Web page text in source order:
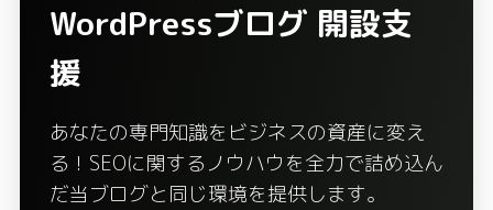
WordPressブログ 開設支
援
あなたの専門知識をビジネスの資産に変え
る！SEOに関するノウハウを全力で詰め込ん
だ当ブログと同じ環境を提供します。